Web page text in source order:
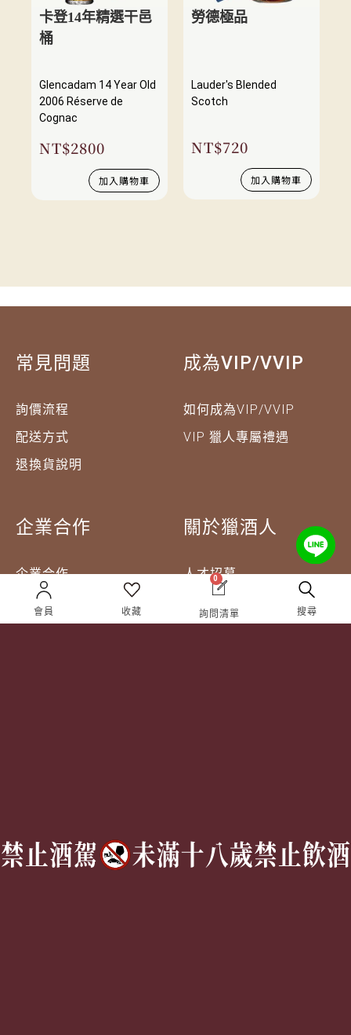
卡登14年精選干邑
桶
Glencadam 14 Year Old
2006 Réserve de
Cognac
NT$2800
加入購物車
勞德極品
Lauder's Blended
Scotch
NT$720
加入購物車
常見問題
詢價流程
配送方式
退換貨說明
成為VIP/VVIP
如何成為VIP/VVIP
VIP 獵人專屬禮遇
企業合作
企業合作
成為合作夥伴 ＆ 大宗採
關於獵酒人
人才招募
服務條款
(國定假日休息)
有任何問題歡迎加入官方Line 詢問
會員 收藏
0
詢問清單 搜尋